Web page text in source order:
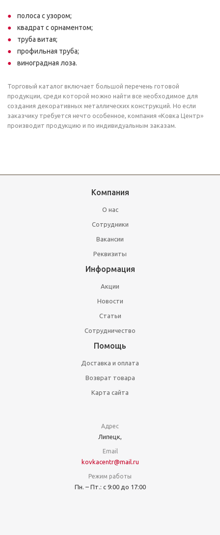
полоса с узором;
квадрат с орнаментом;
труба витая;
профильная труба;
виноградная лоза.
Торговый каталог включает большой перечень готовой
продукции, среди которой можно найти все необходимое для
создания декоративных металлических конструкций. Но если
заказчику требуется нечто особенное, компания «Ковка Центр»
производит продукцию и по индивидуальным заказам.
Компания
О нас
Сотрудники
Вакансии
Реквизиты
Информация
Акции
Новости
Статьи
Сотрудничество
Помощь
Доставка и оплата
Возврат товара
Карта сайта
Адрес
Липецк,
Email
kovkacentr@mail.ru
Режим работы
Пн. – Пт.: с 9:00 до 17:00